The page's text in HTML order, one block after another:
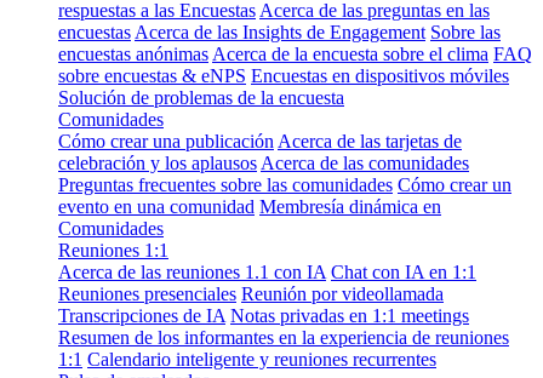
respuestas a las Encuestas Acerca de las preguntas en las
encuestas Acerca de las Insights de Engagement Sobre las
encuestas anónimas Acerca de la encuesta sobre el clima FAQ
sobre encuestas & eNPS Encuestas en dispositivos móviles
Solución de problemas de la encuesta
Comunidades
Cómo crear una publicación Acerca de las tarjetas de
celebración y los aplausos Acerca de las comunidades
Preguntas frecuentes sobre las comunidades Cómo crear un
evento en una comunidad Membresía dinámica en
Comunidades
Reuniones 1:1
Acerca de las reuniones 1.1 con IA Chat con IA en 1:1
Reuniones presenciales Reunión por videollamada
Transcripciones de IA Notas privadas en 1:1 meetings
Resumen de los informantes en la experiencia de reuniones
1:1 Calendario inteligente y reuniones recurrentes